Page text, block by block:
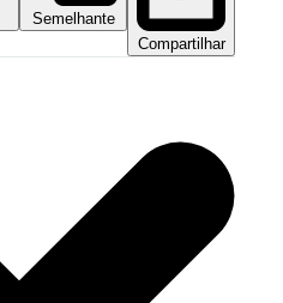
Semelhante
Compartilhar